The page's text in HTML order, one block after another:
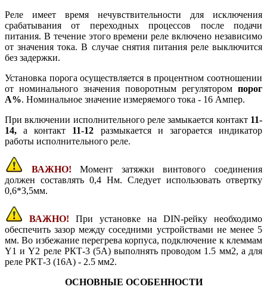
Реле имеет время нечувствительности для исключения
срабатывания от переходных процессов после подачи
питания. В течение этого времени реле включено независимо
от значения тока. В случае снятия питания реле выключится
без задержки.
Установка порога осуществляется в процентном соотношении
от номинального значения поворотным регулятором порог
А%. Номинальное значение измеряемого тока - 16 Ампер.
При включении исполнительного реле замыкается контакт 11-
14,а контакт 11-12 размыкается и загорается индикатор
работы исполнительного реле.
ВАЖНО! Момент затяжки винтового соединения
должен составлять 0,4 Нм. Следует использовать отвертку
0,6*3,5мм.
ВАЖНО! При установке на DIN-рейку необходимо
обеспечить зазор между соседними устройствами не менее 5
мм. Во избежание перегрева корпуса, подключение к клеммам
Y1 и Y2 реле РКТ-3 (5А) выполнять проводом 1.5 мм2, а для
реле РКТ-3 (16А) - 2.5 мм2.
ОСНОВНЫЕ ОСОБЕННОСТИ